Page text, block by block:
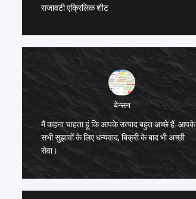
सजावटी एक्रिलिक शीट
बेन्सन
मैं कहना चाहता हूं कि आपके उत्पाद बहुत अच्छे हैं. आपके
सभी सुझावों के लिए धन्यवाद, बिक्री के बाद भी अच्छी
सेवा।